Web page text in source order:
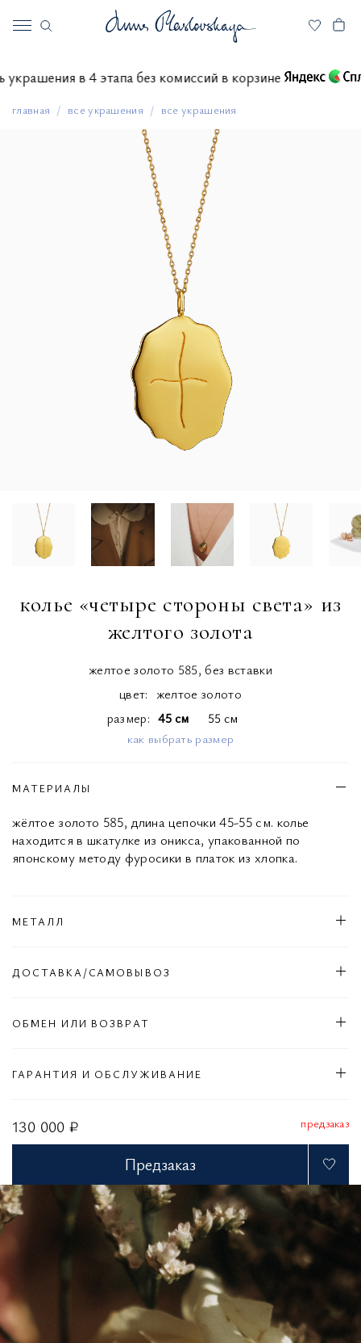
украшения в 4 этапа без комиссий в корзине
главная все украшения все украшения
колье «четыре стороны света» из
желтого золота
желтое золото 585, без вставки
цвет: желтое золото
размер
45 см 55 см
как выбрать размер
130 000 ₽ предзаказ
Предзаказ
МАТЕРИАЛЫ
жёлтое золото 585, длина цепочки 45-55 см. колье
находится в шкатулке из оникса, упакованной по
японскому методу фуросики в платок из хлопка.
МЕТАЛЛ
ДОСТАВКА/САМОВЫВОЗ
ОБМЕН ИЛИ ВОЗВРАТ
ГАРАНТИЯ И ОБСЛУЖИВАНИЕ